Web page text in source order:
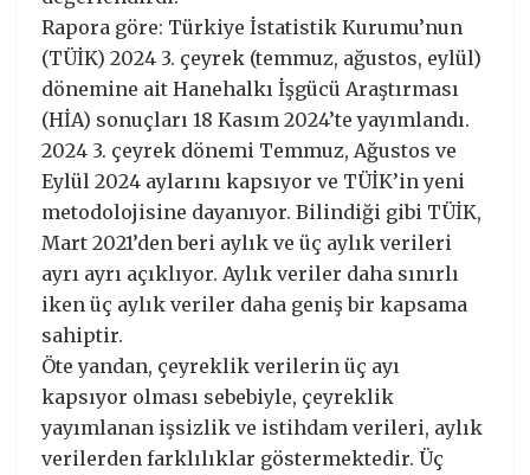
Rapora göre: Türkiye İstatistik Kurumu’nun
(TÜİK) 2024 3. çeyrek (temmuz, ağustos, eylül)
dönemine ait Hanehalkı İşgücü Araştırması
(HİA) sonuçları 18 Kasım 2024’te yayımlandı.
2024 3. çeyrek dönemi Temmuz, Ağustos ve
Eylül 2024 aylarını kapsıyor ve TÜİK’in yeni
metodolojisine dayanıyor. Bilindiği gibi TÜİK,
Mart 2021’den beri aylık ve üç aylık verileri
ayrı ayrı açıklıyor. Aylık veriler daha sınırlı
iken üç aylık veriler daha geniş bir kapsama
sahiptir.
Öte yandan, çeyreklik verilerin üç ayı
kapsıyor olması sebebiyle, çeyreklik
yayımlanan işsizlik ve istihdam verileri, aylık
verilerden farklılıklar göstermektedir. Üç